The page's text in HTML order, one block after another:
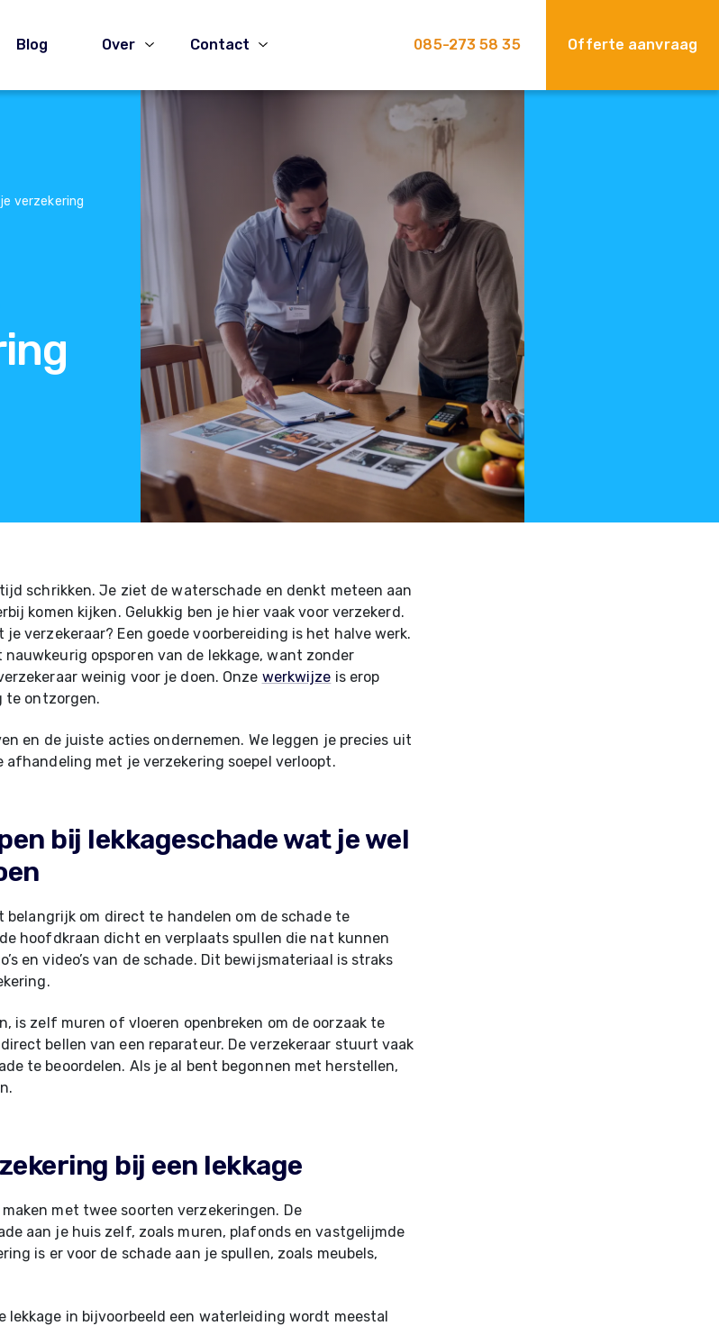
Blog Over Contact 085-273 58 35 Offerte aanvraag
verzekering
schrikken. Je ziet de waterschade en denkt meteen aan
komen kijken. Gelukkig ben je hier vaak voor verzekerd.
je verzekeraar? Een goede voorbereiding is het halve werk.
opsporen van de lekkage, want zonder
weinig voor je doen. Onze werkwijze is erop
te ontzorgen.
en de juiste acties ondernemen. We leggen je precies uit
afhandeling met je verzekering soepel verloopt.
bij lekkageschade wat je wel
belangrijk om direct te handelen om de schade te
hoofdkraan dicht en verplaats spullen die nat kunnen
en video’s van de schade. Dit bewijsmateriaal is straks
is zelf muren of vloeren openbreken om de oorzaak te
bellen van een reparateur. De verzekeraar stuurt vaak
te beoordelen. Als je al bent begonnen met herstellen,
bij een lekkage
met twee soorten verzekeringen. De
aan je huis zelf, zoals muren, plafonds en vastgelijmde
is er voor de schade aan je spullen, zoals meubels,
lekkage in bijvoorbeeld een waterleiding wordt meestal